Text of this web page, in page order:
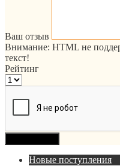
Ваш отзыв
Внимание: HTML не
текст!
Рейтинг
Новые поступления